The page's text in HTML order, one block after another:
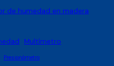
de humedad en madera
Multímetro
Presionómetro